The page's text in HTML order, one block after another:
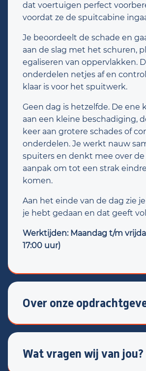
dat voertuigen perfect
voordat ze de spuitcabine
Je beoordeelt de schade en
aan de slag met het schuren,
egaliseren van oppervlakken.
onderdelen netjes af en
klaar is voor het spuitwerk.
Geen dag is hetzelfde. De ene
aan een kleine beschadiging,
keer aan grotere schades of
onderdelen. Je werkt nauw
spuiters en denkt mee over
aanpak om tot een strak
komen.
Aan het einde van de dag zie
je hebt gedaan en dat geeft
Werktijden: Maandag t/m
17:00 uur)
Over onze
Voor een professioneel
Autoschade
die graag werkt
en trots is op zijn werk.
Wat vragen wij van jou?